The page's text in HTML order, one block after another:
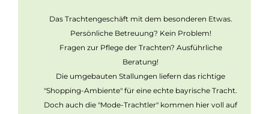
Das Trachtengeschäft mit dem besonderen Etwas.
Persönliche Betreuung? Kein Problem!
Fragen zur Pflege der Trachten? Ausführliche
Beratung!
Die umgebauten Stallungen liefern das richtige
"Shopping-Ambiente" für eine echte bayrische Tracht.
Doch auch die "Mode-Trachtler" kommen hier voll auf